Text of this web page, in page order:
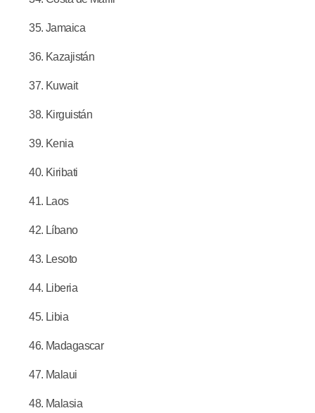
Jamaica
Kazajistán
Kuwait
Kirguistán
Kenia
Kiribati
Laos
Líbano
Lesoto
Liberia
Libia
Madagascar
Malaui
Malasia